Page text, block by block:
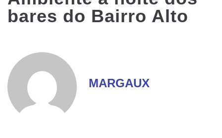
bares do Bairro Alto
MARGAUX